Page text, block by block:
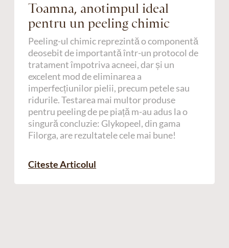
Toamna, anotimpul ideal
pentru un peeling chimic
Peeling-ul chimic reprezintă o componentă
deosebit de importantă într-un protocol de
tratament împotriva acneei, dar și un
excelent mod de eliminarea a
imperfecțiunilor pielii, precum petele sau
ridurile. Testarea mai multor produse
pentru peeling de pe piață m-au adus la o
singură concluzie: Glykopeel, din gama
Filorga, are rezultatele cele mai bune!
Citeste Articolul